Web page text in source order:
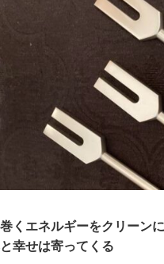
くエネルギーをクリーン
幸せは寄ってくる